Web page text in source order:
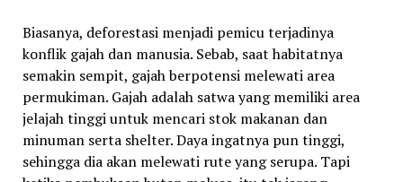
Biasanya, deforestasi menjadi pemicu terjadinya
konflik gajah dan manusia. Sebab, saat habitatnya
semakin sempit, gajah berpotensi melewati area
permukiman. Gajah adalah satwa yang memiliki area
jelajah tinggi untuk mencari stok makanan dan
minuman serta shelter. Daya ingatnya pun tinggi,
sehingga dia akan melewati rute yang serupa. Tapi